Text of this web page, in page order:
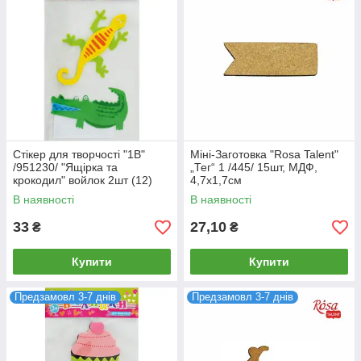
Стікер для творчості "1В"
/951230/ "Ящірка та
крокодил" войлок 2шт (12)
В наявності
33 ₴
Купити
Міні-Заготовка "Rosa Talent"
„Тег“ 1 /445/ 15шт, МДФ,
4,7х1,7см
В наявності
27,10 ₴
Купити
Предзамовл 3-7 днів Предзамовл 3-7 днів